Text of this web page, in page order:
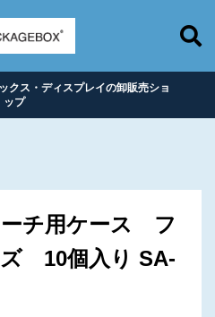
クス・ディスプレイの卸販売ショ
ップ
チ用ケース フ
10個入り SA-